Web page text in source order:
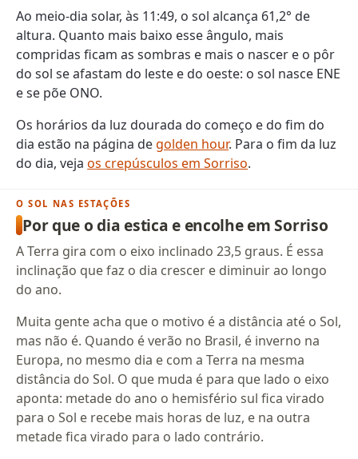
Ao meio-dia solar, às 11:49, o sol alcança 61,2° de
altura. Quanto mais baixo esse ângulo, mais
compridas ficam as sombras e mais o nascer e o pôr
do sol se afastam do leste e do oeste: o sol nasce ENE
e se põe ONO.
Os horários da luz dourada do começo e do fim do
dia estão na página degolden hour. Para o fim da luz
do dia, vejaos crepúsculos em Sorriso.
O SOL NAS ESTAÇÕES
Por que o dia estica e encolhe em Sorriso
A Terra gira com o eixo inclinado 23,5 graus. É essa
inclinação que faz o dia crescer e diminuir ao longo
do ano.
Muita gente acha que o motivo é a distância até o Sol,
mas não é. Quando é verão no Brasil, é inverno na
Europa, no mesmo dia e com a Terra na mesma
distância do Sol. O que muda é para que lado o eixo
aponta: metade do ano o hemisfério sul fica virado
para o Sol e recebe mais horas de luz, e na outra
metade fica virado para o lado contrário.